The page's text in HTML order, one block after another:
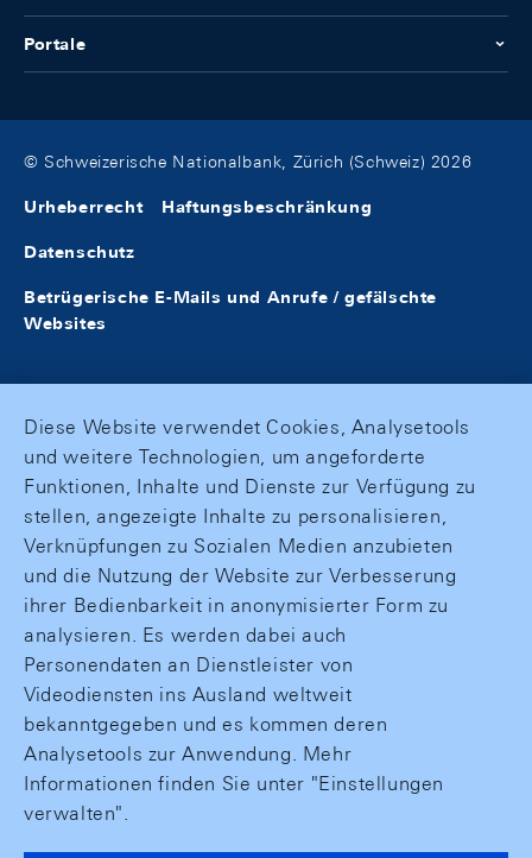
Portale
© Schweizerische Nationalbank, Zürich (Schweiz) 2026
Urheberrecht Haftungsbeschränkung
Datenschutz
Betrügerische E-Mails und Anrufe / gefälschte
Websites
Diese Website verwendet Cookies, Analysetools
und weitere Technologien, um angeforderte
Funktionen, Inhalte und Dienste zur Verfügung zu
stellen, angezeigte Inhalte zu personalisieren,
Verknüpfungen zu Sozialen Medien anzubieten
und die Nutzung der Website zur Verbesserung
ihrer Bedienbarkeit in anonymisierter Form zu
analysieren. Es werden dabei auch
Personendaten an Dienstleister von
Videodiensten ins Ausland weltweit
bekanntgegeben und es kommen deren
Analysetools zur Anwendung. Mehr
Informationen finden Sie unter "Einstellungen
verwalten".